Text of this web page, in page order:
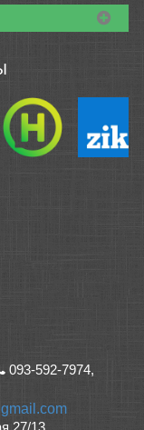
093-592-7974,
27/13